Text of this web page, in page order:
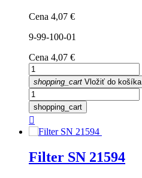
Cena 4,07 €
9-99-100-01
Cena 4,07 €
shopping_cart Vložiť do košíka
shopping_cart

Filter SN 21594